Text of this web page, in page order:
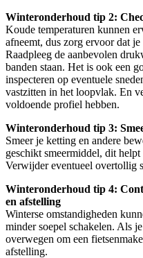
Winteronderhoud tip 2:
Koude temperaturen kunnen
afneemt, dus zorg ervoor dat
Raadpleeg de aanbevolen
banden staan. Het is ook een
inspecteren op eventuele
vastzitten in het loopvlak. En
voldoende profiel hebben.
Winteronderhoud tip 3:
Smeer je ketting en andere
geschikt smeermiddel, dit
Verwijder eventueel overtollig
Winteronderhoud tip 4:
en afstelling
Winterse omstandigheden
minder soepel schakelen. Als
overwegen om een
afstelling.